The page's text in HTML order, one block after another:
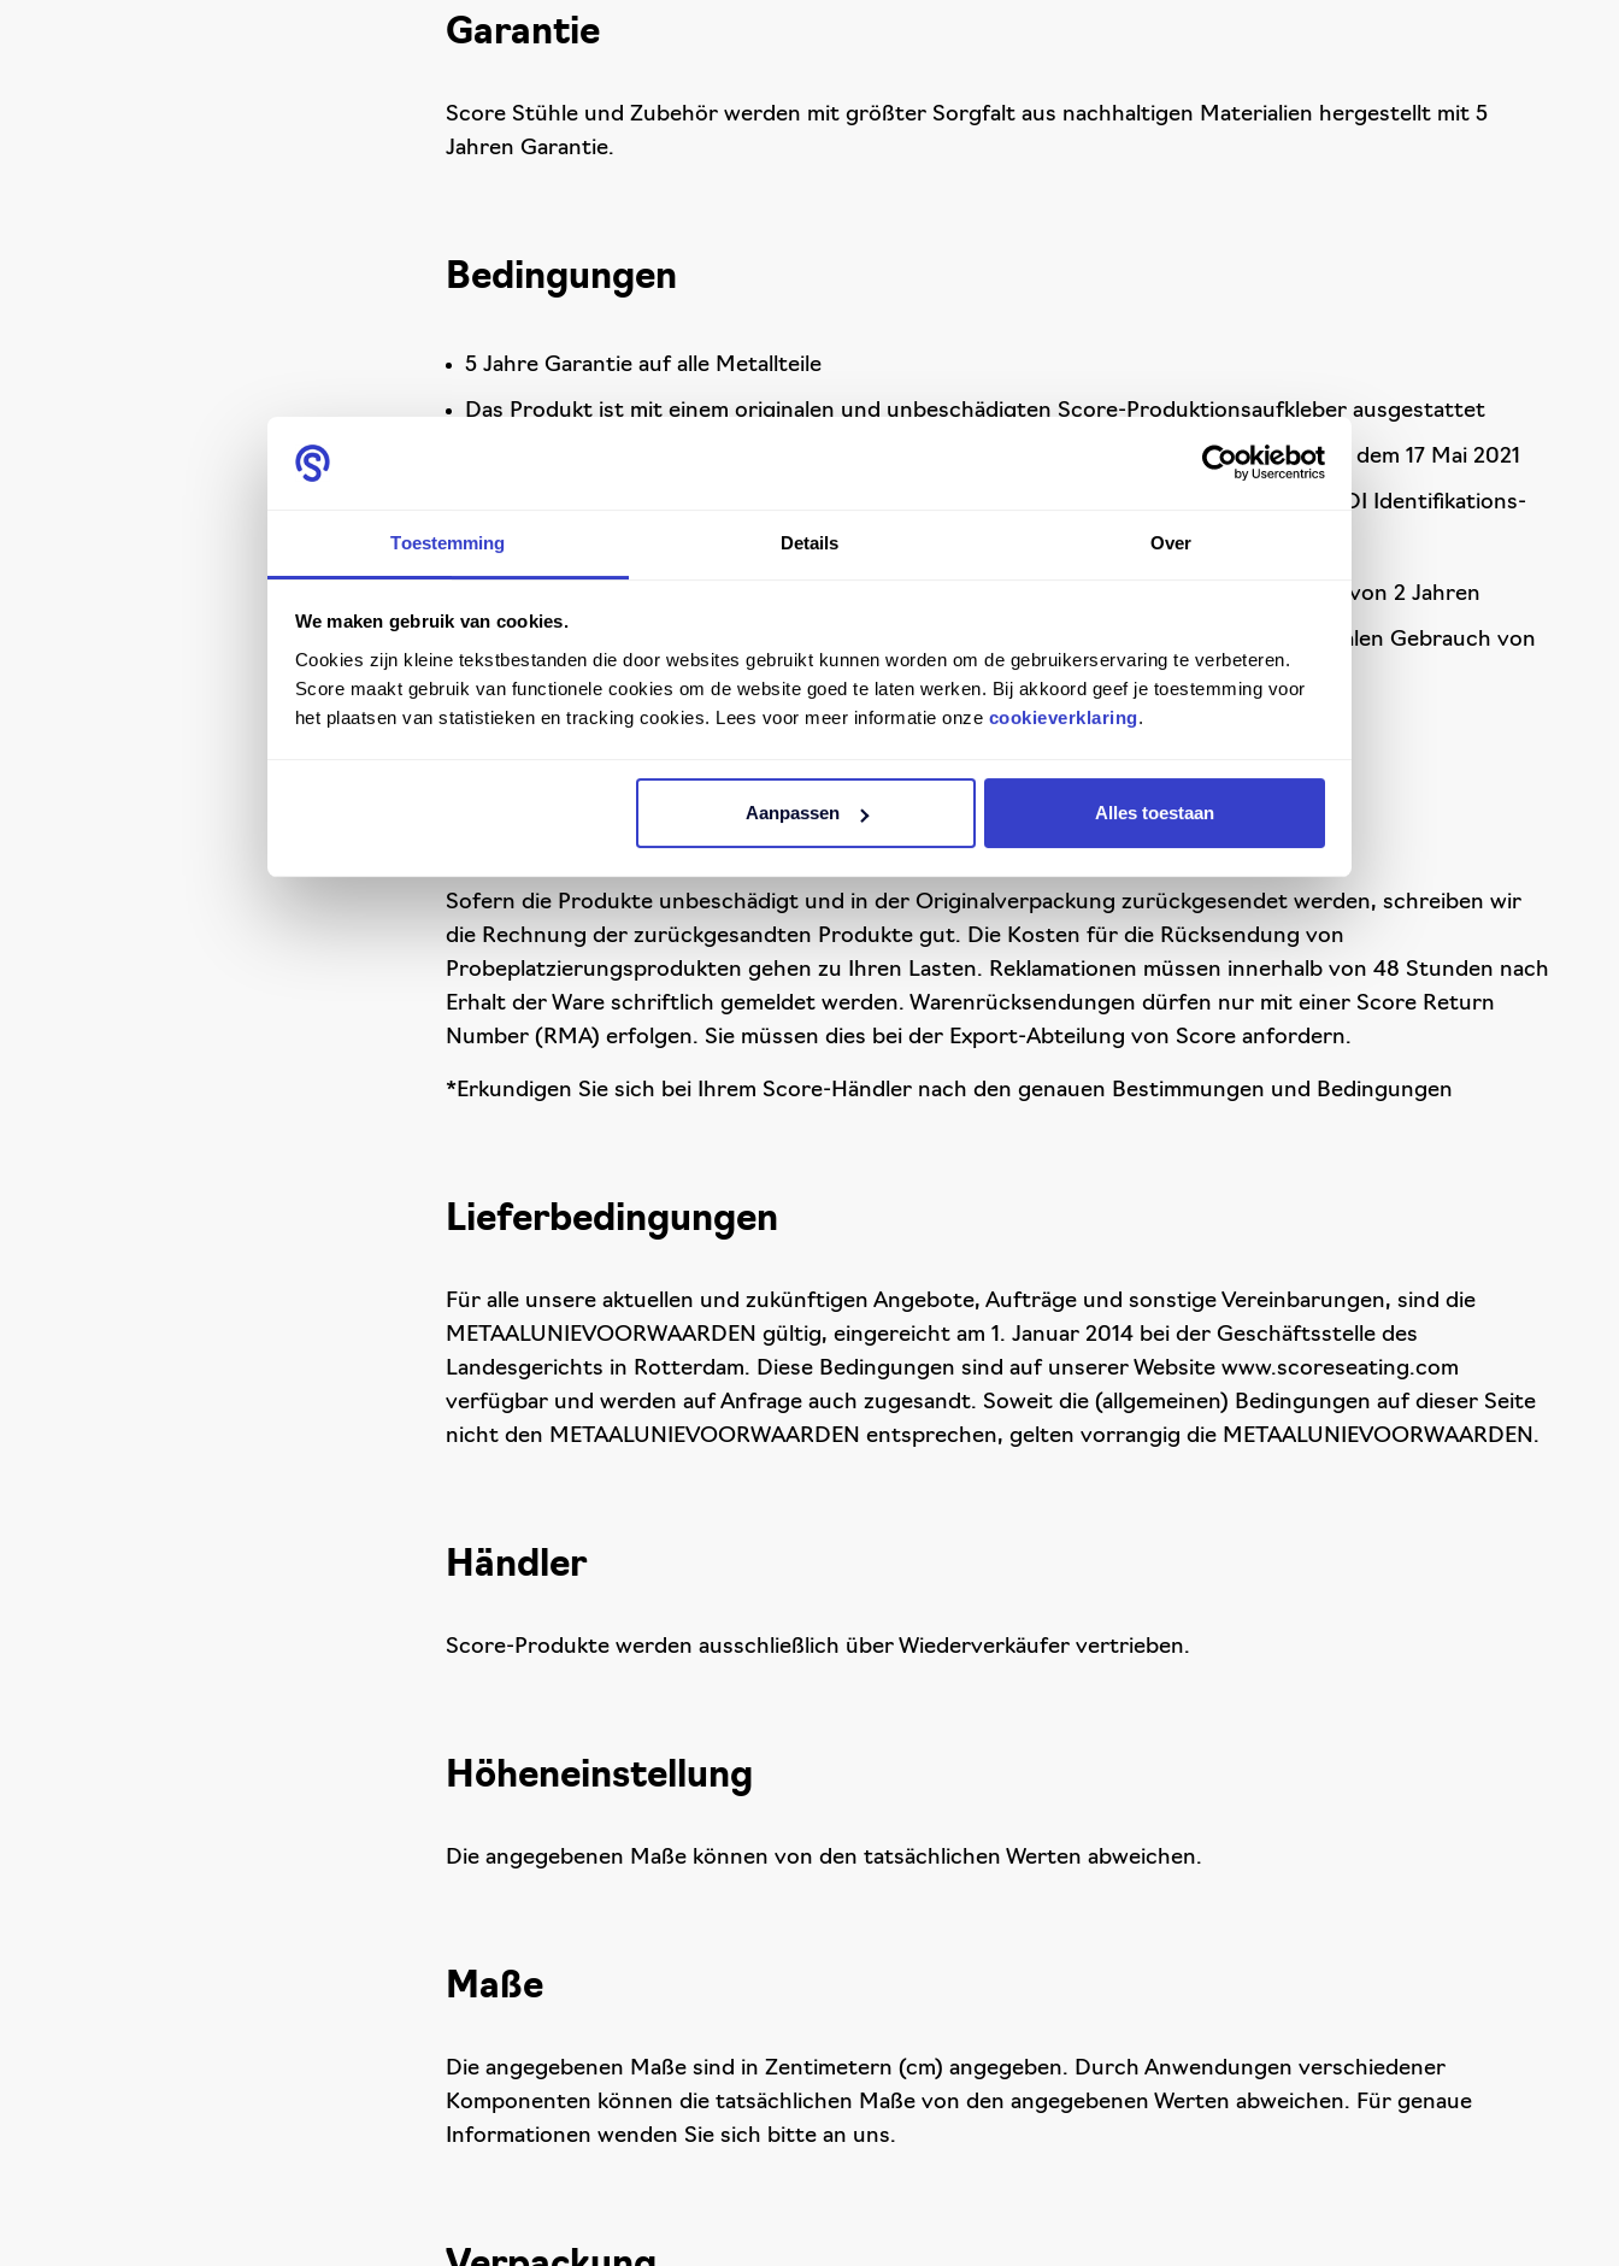
Toestemming Details Over
We maken gebruik van cookies.
Cookies zijn kleine tekstbestanden die door websites gebruikt kunnen worden om de gebruikerservaring te verbeteren.
Score maakt gebruik van functionele cookies om de website goed te laten werken. Bij akkoord geef je toestemming voor
het plaatsen van statistieken en tracking cookies. Lees voor meer informatie onze cookieverklaring.
Aanpassen Alles toestaan
Garantie
Score Stühle und Zubehör werden mit größter Sorgfalt aus nachhaltigen Materialien hergestellt mit 5
Jahren Garantie.
Bedingungen
5 Jahre Garantie auf alle Metallteile
Das Produkt ist mit einem originalen und unbeschädigten Score-Produktionsaufkleber ausgestattet
Falls es sich um ein medizinisches Hilfsmittel Konform MDR 2017/745 handelt und nach dem 17 Mai 2021
produziert wurde, befindet sich auf dem Produkt ein unbeschädigtes und originales UDI Identifikations-
Label (CE)
Elektronische Komponenten und Polsterung Typ K11 (Kunstleder) haben eine Garantie von 2 Jahren
Score-Produkte befinden sich in der vorgesehenen Arbeitsumgebung mit einem normalen Gebrauch von
8 Stunden pro Tag
Sofern die Produkte unbeschädigt und in der Originalverpackung zurückgesendet werden, schreiben wir
die Rechnung der zurückgesandten Produkte gut. Die Kosten für die Rücksendung von
Probeplatzierungsprodukten gehen zu Ihren Lasten. Reklamationen müssen innerhalb von 48 Stunden nach
Erhalt der Ware schriftlich gemeldet werden. Warenrücksendungen dürfen nur mit einer Score Return
Number (RMA) erfolgen. Sie müssen dies bei der Export-Abteilung von Score anfordern.
*Erkundigen Sie sich bei Ihrem Score-Händler nach den genauen Bestimmungen und Bedingungen
Lieferbedingungen
Für alle unsere aktuellen und zukünftigen Angebote, Aufträge und sonstige Vereinbarungen, sind die
METAALUNIEVOORWAARDEN gültig, eingereicht am 1. Januar 2014 bei der Geschäftsstelle des
Landesgerichts in Rotterdam. Diese Bedingungen sind auf unserer Website www.scoreseating.com
verfügbar und werden auf Anfrage auch zugesandt. Soweit die (allgemeinen) Bedingungen auf dieser Seite
nicht den METAALUNIEVOORWAARDEN entsprechen, gelten vorrangig die METAALUNIEVOORWAARDEN.
Händler
Score-Produkte werden ausschließlich über Wiederverkäufer vertrieben.
Höheneinstellung
Die angegebenen Maße können von den tatsächlichen Werten abweichen.
Maße
Die angegebenen Maße sind in Zentimetern (cm) angegeben. Durch Anwendungen verschiedener
Komponenten können die tatsächlichen Maße von den angegebenen Werten abweichen. Für genaue
Informationen wenden Sie sich bitte an uns.